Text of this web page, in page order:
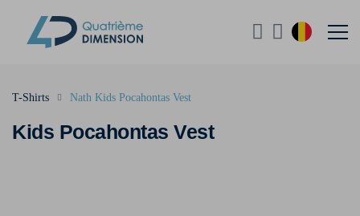
Kids Pocahontas Vest
T-Shirts Nath Kids Pocahontas Vest